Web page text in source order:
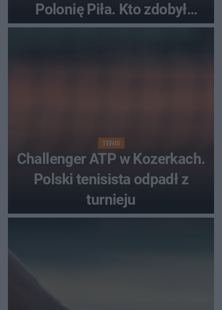
Polonię Piła. Kto zdobył
najwięcej punktów?
TENIS
Challenger ATP w Kozerkach.
Polski tenisista odpadł z
turnieju